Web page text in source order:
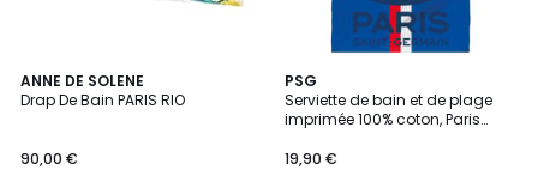
ANNE DE SOLENE
Drap De Bain PARIS RIO
90,00 €
PSG
Serviette de bain et de plage
imprimée 100% coton, Paris
19,90 €